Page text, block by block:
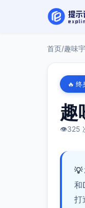
首页/趣味
🔥 终
趣
👁️325
💡
和
打